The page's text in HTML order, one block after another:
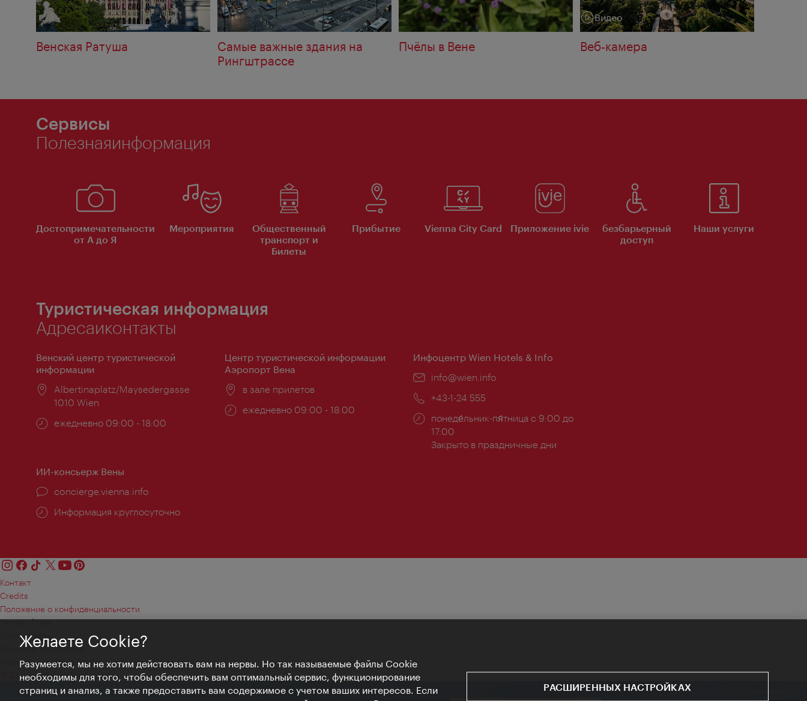
Венская Ратуша
Самые важные здания на
Рингштрассе
Пчёлы в Вене
Категория:
Видео
Веб-камера
Сервисы
Полезнаяинформация
Достопримечательности
от А до Я
Мероприятия
Общественный
транспорт и
Билеты
Прибытие Vienna City Card Приложение ivie
безбарьерный
доступ
Наши услуги
Туристическая информация
Адресаиконтакты
Венский центр туристической
информации
Расположение:
Albertinaplatz/Maysedergasse
1010 Wien
Часы
ежедневно 09:00 - 18:00
Центр туристической информации
Аэропорт Вена
Расположение:
в зале прилетов
Часы
ежедневно 09:00 - 18:00
Инфоцентр Wien Hotels & Info
Эл.
info@wien.info
Телефон:
+43-1-24 555
Часы
работы:
понеде́льник-пя́тница с 9:00 до
17:00
Закрыто в праздничные дни
ИИ-консьерж Вены
concierge.vienna.info
Информация круглосуточно
Контакт
Credits
Положение о конфиденциальности
Terms of Use
Доступность
Контакты для прессы
Настройки файлов Cookie
© Copyright WienTourismus
Желаете Cookie?
Разумеется, мы не хотим действовать вам на нервы. Но так называемые файлы Cookie
необходимы для того, чтобы обеспечить вам оптимальный сервис, функционирование
страниц и анализ, а также предоставить вам содержимое с учетом ваших интересов. Если
РАСШИРЕННЫХ НАСТРОЙКАХ